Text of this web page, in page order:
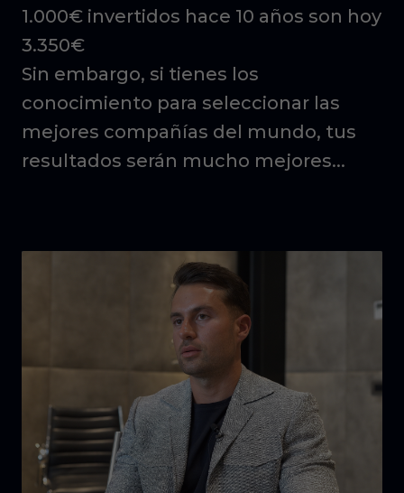
1.000€ invertidos hace 10 años son hoy
3.350€
Sin embargo, si tienes los
conocimiento para seleccionar las
mejores compañías del mundo, tus
resultados serán mucho mejores...